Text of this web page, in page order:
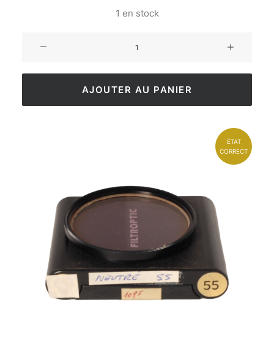
1 en stock
AJOUTER AU PANIER
ÉTAT
CORRECT